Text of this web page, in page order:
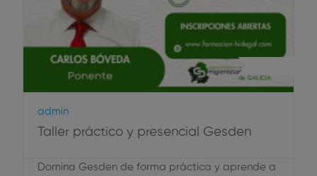
Admin
Taller práctico y presencial Gesden
Domina Gesden de forma práctica y aprende a